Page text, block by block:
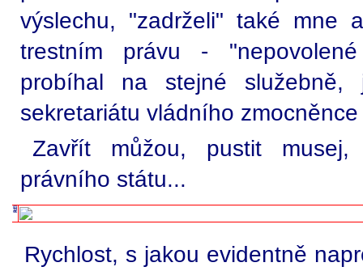
výslechu, "zadrželi" také mne
trestním právu -
probíhal na stejné
sekretariátu vládního
Zavřít můžou, pustit
právního státu...
Rychlost, s jakou evidentně